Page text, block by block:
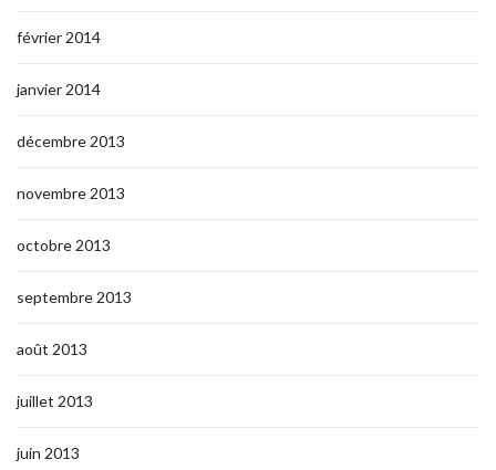
février 2014
janvier 2014
décembre 2013
novembre 2013
octobre 2013
septembre 2013
août 2013
juillet 2013
juin 2013